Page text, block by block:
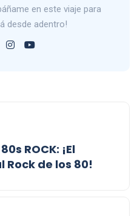
en este viaje para
desde adentro!
ROCK: ¡El
de los 80!